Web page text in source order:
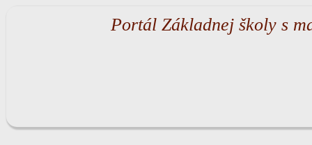
Portál Základnej školy s